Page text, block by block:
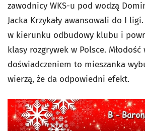
zawodnicy WKS-u pod wodzą
Jacka Krzykały awansowali do I
w kierunku odbudowy klubu i
klasy rozgrywek w Polsce. Młodość
doświadczeniem to mieszanka
wierzą, że da odpowiedni efekt.